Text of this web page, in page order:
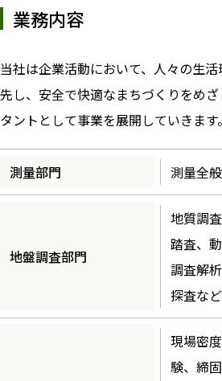
業務内容
当社は企業活動において、人々の生
先し、安全で快適なまちづくりをめ
タントとして事業を展開していきます。
測量部門 測量全般
地盤調査部門
地質調
踏査、
調査解
探査など
現場密
験、締